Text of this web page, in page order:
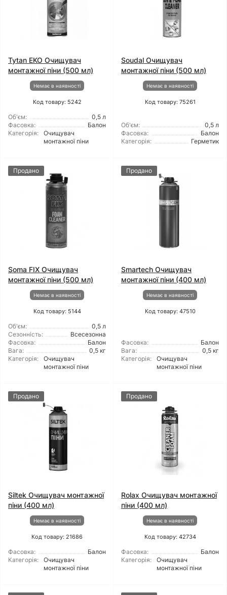
Tytan ЕКО Очищувач
монтажної піни (500 мл)
Немає в наявності
Код товару: 5242
Об'єм:
0,5 л
Фасовка:
Балон
Категорія:
Очищувач
монтажної піни
Soudal Очищувач
монтажної піни (500 мл)
Немає в наявності
Код товару: 75261
Об'єм:
0,5 л
Фасовка:
Балон
Категорія:
Герметик
Продано
Soma FIX Очищувач
монтажної піни (500 мл)
Немає в наявності
Код товару: 5144
Об'єм:
0,5 л
Сезонність:
Всесезонна
Фасовка:
Балон
Вага:
0,5 кг
Категорія:
Очищувач
монтажної піни
Продано
Smartech Очищувач
монтажної піни (400 мл)
Немає в наявності
Код товару: 47510
Фасовка:
Балон
Вага:
0,5 кг
Категорія:
Очищувач
монтажної піни
Продано
Siltek Очищувач монтажної
піни (400 мл)
Немає в наявності
Код товару: 21686
Фасовка:
Балон
Категорія:
Очищувач
монтажної піни
Продано
Rolax Очищувач монтажної
піни (400 мл)
Немає в наявності
Код товару: 42734
Фасовка:
Балон
Категорія:
Очищувач
монтажної піни